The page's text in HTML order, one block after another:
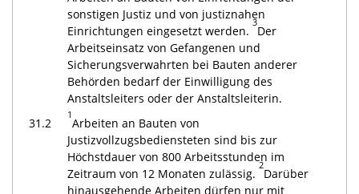
sonstigen Justiz und von justiznahen
Einrichtungen eingesetzt werden.
3
Der
Arbeitseinsatz von Gefangenen und
Sicherungsverwahrten bei Bauten anderer
Behörden bedarf der Einwilligung des
Anstaltsleiters oder der Anstaltsleiterin.
31.2
1
Arbeiten an Bauten von
Justizvollzugsbediensteten sind bis zur
Höchstdauer von 800 Arbeitsstunden im
Zeitraum von 12 Monaten zulässig.
2
Darüber
hinausgehende Arbeiten dürfen nur mit